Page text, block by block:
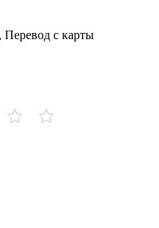
с карты